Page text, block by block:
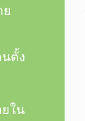
ย
ตั้ง
ใน